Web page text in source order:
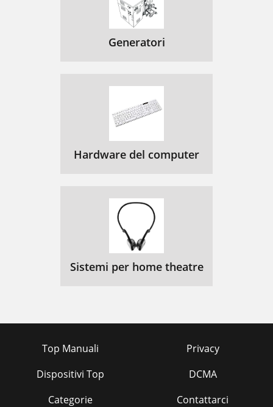
Generatori
Hardware del computer
Sistemi per home theatre
Top Manuali
Dispositivi Top
Categorie
Privacy
DCMA
Contattarci